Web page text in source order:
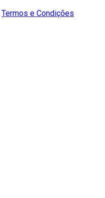
Termos e Condições